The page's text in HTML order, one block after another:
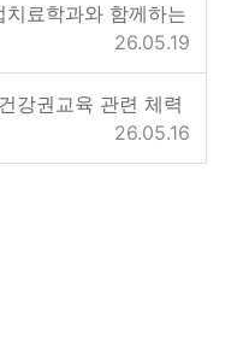
료학과와 함께하는
26.05.19
강권교육 관련 체력
26.05.16